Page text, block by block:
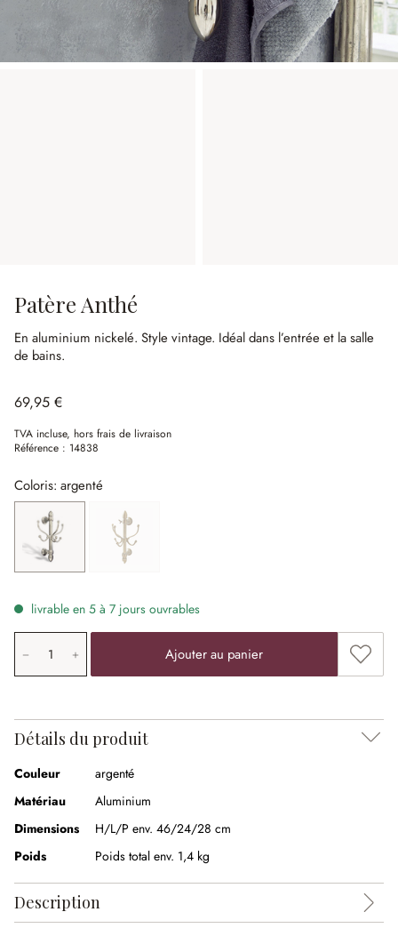
Patère Anthé
En aluminium nickelé. Style vintage. Idéal dans l’entrée et la salle
de bains.
69,95 €
TVA incluse, hors frais de livraison
Référence : 14838
Coloris: argenté
argenté laiton vieilli
(Cette option n'est pas disponible actuellement.)
livrable en 5 à 7 jours ouvrables
Quantité de produit: saisissez la valeur souhaitée ou
Ajouter au panier
Détails du produit
Couleur
argenté
Matériau
Aluminium
Dimensions
H/L/P env. 46/24/28 cm
Poids
Poids total env. 1,4 kg
Description